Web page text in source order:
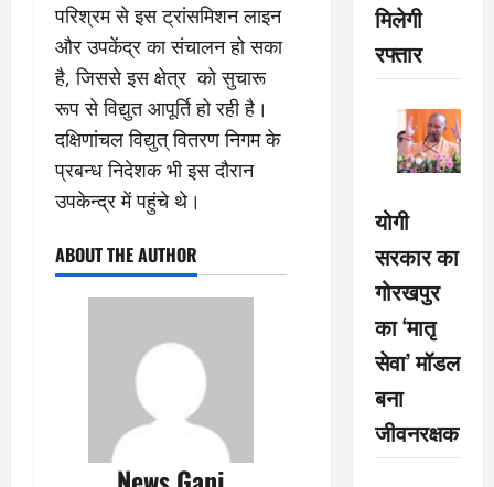
परिश्रम से इस ट्रांसमिशन लाइन
और उपकेंद्र का संचालन हो सका
है, जिससे इस क्षेत्र को सुचारू
रूप से विद्युत आपूर्ति हो रही है।
दक्षिणांचल विद्युत् वितरण निगम के
प्रबन्ध निदेशक भी इस दौरान
उपकेन्द्र में पहुंचे थे।
ABOUT THE AUTHOR
मिलेगी
रफ्तार
योगी
सरकार का
गोरखपुर
का ‘मातृ
सेवा’ मॉडल
बना
जीवनरक्षक